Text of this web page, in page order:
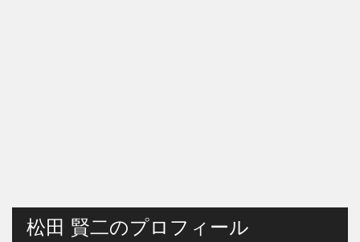
松田 賢二のプロフィール